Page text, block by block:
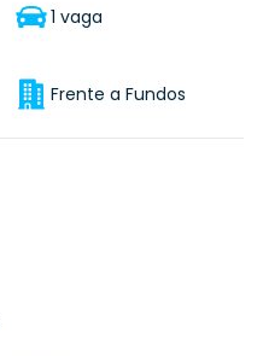
1 vaga
Frente a Fundos